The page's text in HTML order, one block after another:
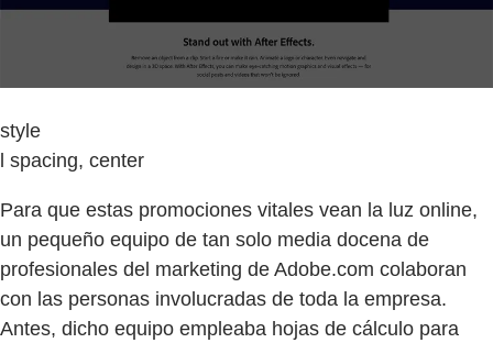
style
l spacing, center
Para que estas promociones vitales vean la luz online,
un pequeño equipo de tan solo media docena de
profesionales del marketing de Adobe.com colaboran
con las personas involucradas de toda la empresa.
Antes, dicho equipo empleaba hojas de cálculo para